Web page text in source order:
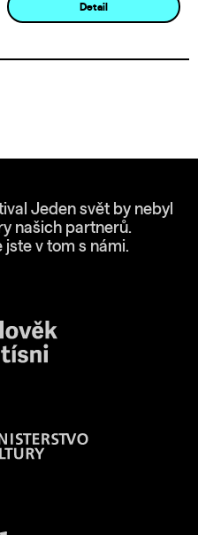
Detail
Jeden svět by nebyl
našich partnerů.
jste v tom s námi.